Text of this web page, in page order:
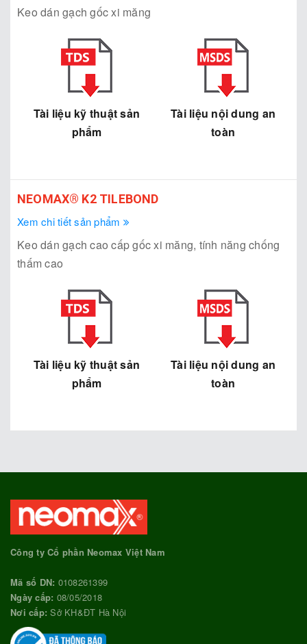
Keo dán gạch gốc xi măng
Tài liệu kỹ thuật sản
phẩm
Tài liệu nội dung an
toàn
NEOMAX® K2 TILEBOND
Xem chi tiết sản phẩm
Keo dán gạch cao cấp gốc xi măng, tính năng chống
thấm cao
Tài liệu kỹ thuật sản
phẩm
Tài liệu nội dung an
toàn
Công ty Cổ phần Neomax Việt Nam
Mã số DN: 0108261399
Ngày cấp: 08/05/2018
Nơi cấp: Sở KH&ĐT Hà Nội